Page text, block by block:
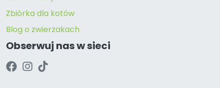
Zbiórka dla kotów
Blog o zwierzakach
Obserwuj nas w sieci